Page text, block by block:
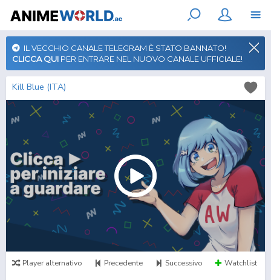
IL VECCHIO CANALE TELEGRAM È STATO BANNATO!
CLICCA QUI PER ENTRARE NEL NUOVO CANALE UFFICIALE!
Kill Blue (ITA)
Player alternativo Precedente Successivo Watchlist